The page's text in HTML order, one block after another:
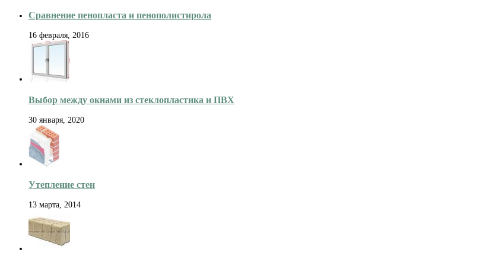
Сравнение пенопласта и пенополистирола
16 февраля, 2016
Выбор между окнами из стеклопластика и ПВХ
30 января, 2020
Утепление стен
13 марта, 2014